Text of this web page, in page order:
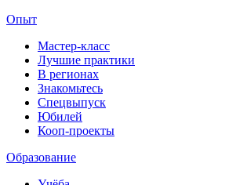
Опыт
Мастер-класс
Лучшие практики
В регионах
Знакомьтесь
Спецвыпуск
Юбилей
Кооп-проекты
Образование